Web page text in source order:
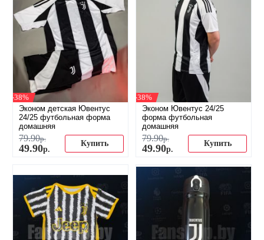
-38%
Эконом детская Ювентус
24/25 футбольная форма
домашняя
79.90р.
49.90р.
Купить
-38%
Эконом Ювентус 24/25
форма футбольная
домашняя
79.90р.
49.90р.
Купить